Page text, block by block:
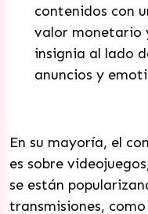
contenidos con
valor monetario
insignia al lado
anuncios y
En su mayoría, el
es sobre
se están
transmisiones,